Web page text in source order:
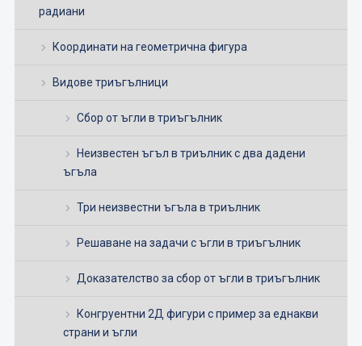
радиани
Координати на геометрична фигура
Видове триъгълници
Сбор от ъгли в триъгълник
Неизвестен ъгъл в триълник с два дадени
ъгъла
Три неизвестни ъгъла в триълник
Решаване на задачи с ъгли в триъгълник
Доказателство за сбор от ъгли в триъгълник
Конгруентни 2Д фигури с пример за еднакви
страни и ъгли